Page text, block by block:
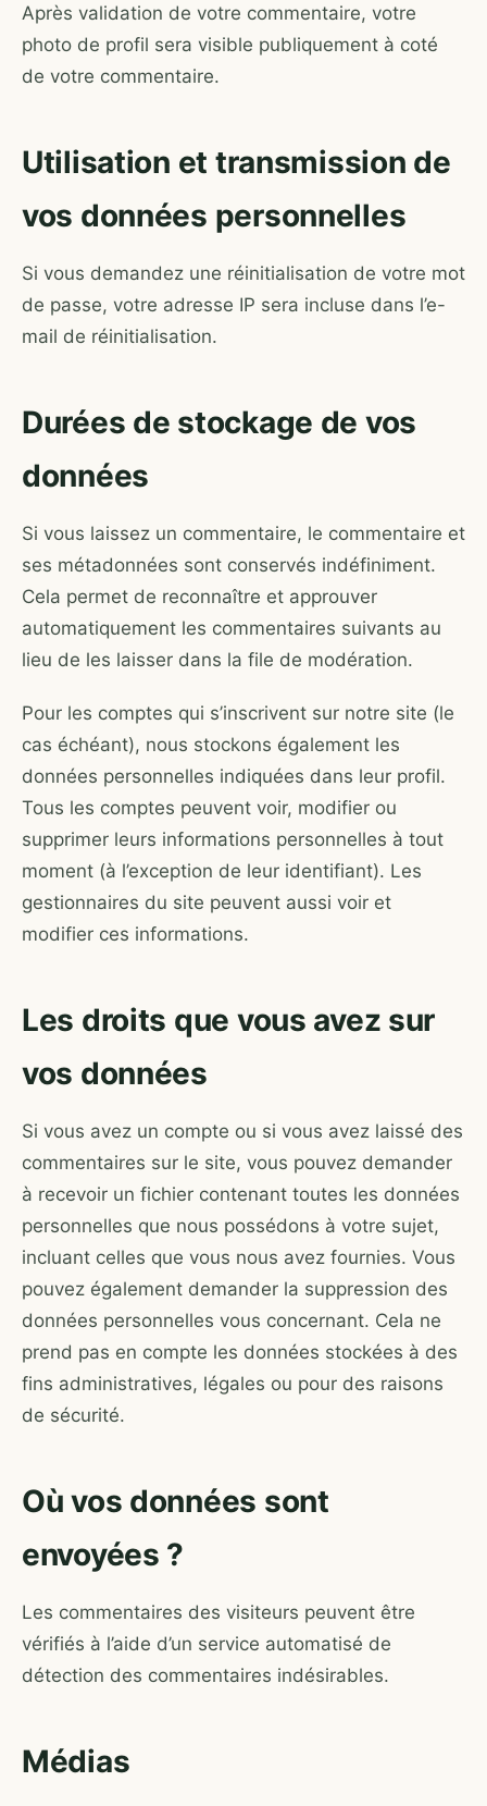
Après validation de votre commentaire, votre
photo de profil sera visible publiquement à coté
de votre commentaire.
Utilisation et transmission de
vos données personnelles
Si vous demandez une réinitialisation de votre mot
de passe, votre adresse IP sera incluse dans l’e-
mail de réinitialisation.
Durées de stockage de vos
données
Si vous laissez un commentaire, le commentaire et
ses métadonnées sont conservés indéfiniment.
Cela permet de reconnaître et approuver
automatiquement les commentaires suivants au
lieu de les laisser dans la file de modération.
Pour les comptes qui s’inscrivent sur notre site (le
cas échéant), nous stockons également les
données personnelles indiquées dans leur profil.
Tous les comptes peuvent voir, modifier ou
supprimer leurs informations personnelles à tout
moment (à l’exception de leur identifiant). Les
gestionnaires du site peuvent aussi voir et
modifier ces informations.
Les droits que vous avez sur
vos données
Si vous avez un compte ou si vous avez laissé des
commentaires sur le site, vous pouvez demander
à recevoir un fichier contenant toutes les données
personnelles que nous possédons à votre sujet,
incluant celles que vous nous avez fournies. Vous
pouvez également demander la suppression des
données personnelles vous concernant. Cela ne
prend pas en compte les données stockées à des
fins administratives, légales ou pour des raisons
de sécurité.
Où vos données sont
envoyées ?
Les commentaires des visiteurs peuvent être
vérifiés à l’aide d’un service automatisé de
détection des commentaires indésirables.
Médias